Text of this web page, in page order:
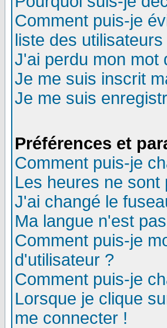
Comment puis-je
liste des
J'ai perdu mon mot
Je me suis inscrit
Je me suis
Préférences et
Comment puis-je
Les heures ne
J'ai changé le
Ma langue n'est
Comment puis-je
d'utilisateur ?
Comment puis-je
Lorsque je clique
me connecter !